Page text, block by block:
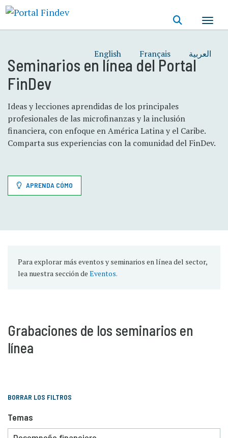
principal
English Français العربية
Seminarios en línea del Portal
FinDev
Ideas y lecciones aprendidas de los principales
profesionales de las microfinanzas y la inclusión
financiera, con enfoque en América Latina y el Caribe.
Comparta sus experiencias con la comunidad del FinDev.
APRENDA CÓMO
Para explorar más eventos y seminarios en línea del sector,
lea nuestra sección de Eventos.
Grabaciones de los seminarios en
línea
BORRAR LOS FILTROS
Temas